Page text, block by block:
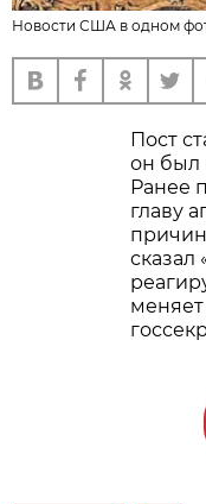
Новости США в одном
Пост
он был
Ранее
главу
сказал